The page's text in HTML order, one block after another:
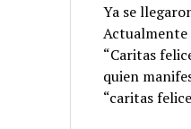
Ya se
Actualmente
“Caritas
quien
“caritas